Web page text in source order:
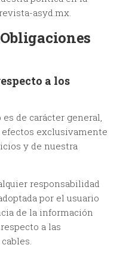
asyd.mx.
a los
de carácter general,
exclusivamente
y de nuestra
responsabilidad
por el usuario
de la información
a las